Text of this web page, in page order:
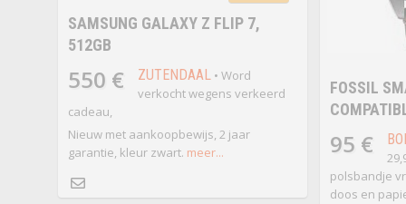
SAMSUNG GALAXY Z FLIP 7,
512GB
550 € ZUTENDAAL• Word
verkocht wegens verkeerd
cadeau,
Nieuw met aankoopbewijs, 2 jaar
garantie, kleur zwart. meer...
FOSSIL
95 €
polsbandje
doos en